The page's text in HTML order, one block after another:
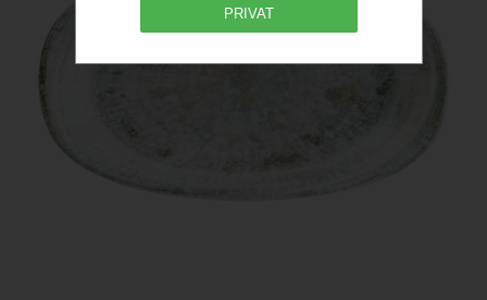
PRIVAT